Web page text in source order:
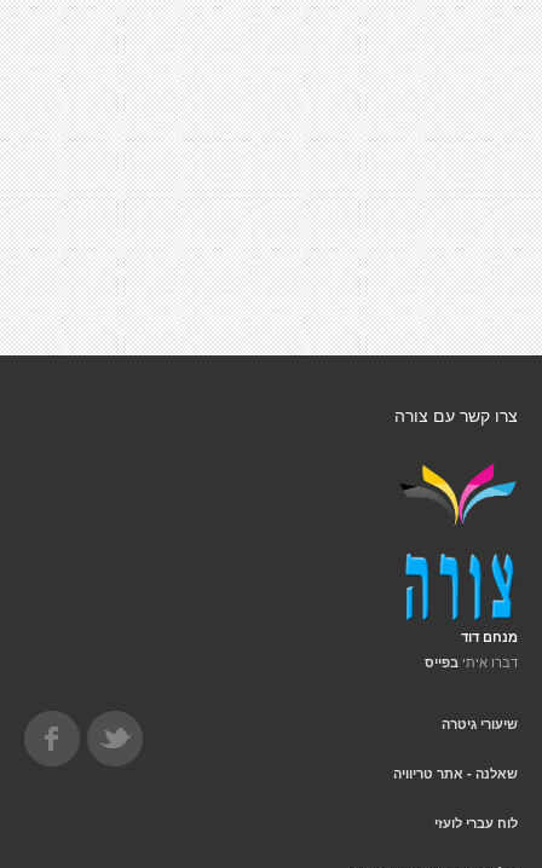
צרו קשר עם צורה
מנחם דוד
דברו איתי בפייס
שיעורי גיטרה
שאלנה - אתר טריוויה
לוח עברי לועזי